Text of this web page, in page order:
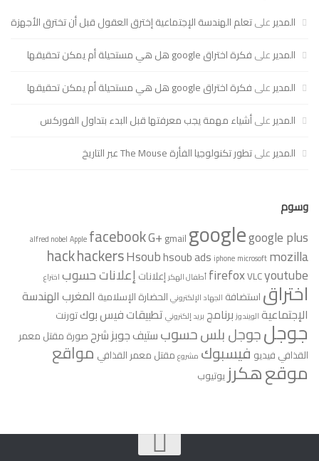
المديرعلىتعلم الهندسة الإجتماعية إخترق العقول قبل أن تخترق الأجهزة
المديرعلىفكرة اختراق google هل هي مستحيلة أم يمكن تحقيقها
المديرعلىفكرة اختراق google هل هي مستحيلة أم يمكن تحقيقها
المديرعلىأشياء مهمة يجب معرفتها قبل البدء بتداول الفوركس
المديرعلىتطور تكنولوجيا الفأرة The Mouse عبر التاريخ
وسوم
alfred nobel ApplefacebookG+gmailgooglegoogle plus
hackhackersHsoubhsoub adsiphone microsoft mozilla
firefoxVLCyoutube أطفال الهكرإعلاناتإعلانات حسوباختراع اختراقاستضافة الجهاد الإلكتروني الحضارة الإسلاميةالمغربالهندسة
الإجتماعيةالويندوزبرنامجبريد إلكتروني تطبيقات فيس بوكتورنت جوجل جوجل بلسحسوبستيف جوبزشرحصورة مقتل معمر
القذافيفيديوفيسبوك مشروعمقتل معمر القذافيمواقع
موقعهكرزيوتيوب